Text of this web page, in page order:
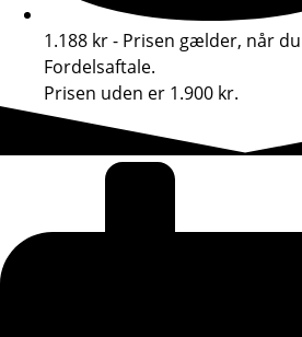
1.188 kr - Prisen gælder, når
Fordelsaftale.
Prisen uden er 1.900 kr.